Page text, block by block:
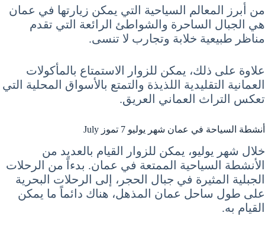
من أبرز المعالم السياحية التي يمكن زيارتها في عمان
هي الجبال الساحرة والشواطئ الرائعة التي تقدم
مناظر طبيعية خلابة وتجارب لا تنسى.
علاوة على ذلك، يمكن للزوار الاستمتاع بالمأكولات
العمانية التقليدية اللذيذة والتمتع بالأسواق المحلية التي
تعكس التراث العماني العريق.
أنشطة السياحة في عمان شهر يوليو 7 تموز July
خلال شهر يوليو، يمكن للزوار القيام بالعديد من
الأنشطة السياحية الممتعة في عمان. بدءاً من الرحلات
الجبلية المثيرة في جبال الحجر، إلى الرحلات البحرية
على طول ساحل عمان المذهل، هناك دائماً ما يمكن
القيام به.